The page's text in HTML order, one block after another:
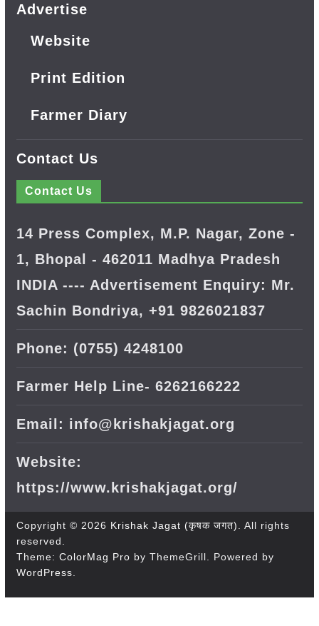
Advertise
Website
Print Edition
Farmer Diary
Contact Us
Contact Us
14 Press Complex, M.P. Nagar, Zone -
1, Bhopal - 462011 Madhya Pradesh
INDIA ---- Advertisement Enquiry: Mr.
Sachin Bondriya, +91 9826021837
Phone: (0755) 4248100
Farmer Help Line- 6262166222
Email: info@krishakjagat.org
Website:
https://www.krishakjagat.org/
Copyright © 2026 Krishak Jagat (कृषक जगत)
. All rights
reserved.
Theme: ColorMag Pro by ThemeGrill. Powered by
WordPress